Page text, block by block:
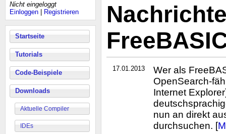
Nicht eingeloggt
Einloggen
Registrieren
Startseite
Tutorials
Code-Beispiele
Downloads
Aktuelle Compiler
IDEs
17.01.2013
Wer als
OpenSearch-
Internet
nun an direkt
durchsuchen. [